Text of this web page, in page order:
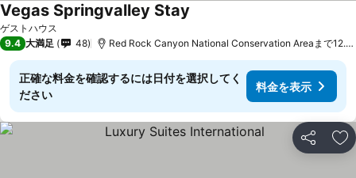
ゲストハウス
Vegas Springvalley Stay
9.4 大満足 48 Red Rock Canyon National Conservation Areaまで12.4 km
正確な料金を確認するには日付を選択してく
ださい
料金を表示
シェア お